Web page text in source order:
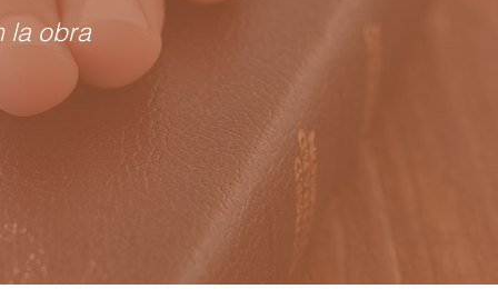
la obra